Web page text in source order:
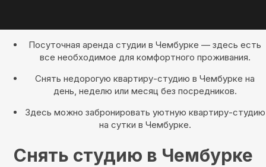
Посуточная аренда студии в Чембурке — здесь есть
все необходимое для комфортного проживания.
Снять недорогую квартиру-студию в Чембурке на
день, неделю или месяц без посредников.
Здесь можно забронировать уютную квартиру-студию
на сутки в Чембурке.
Снять студию в Чембурке